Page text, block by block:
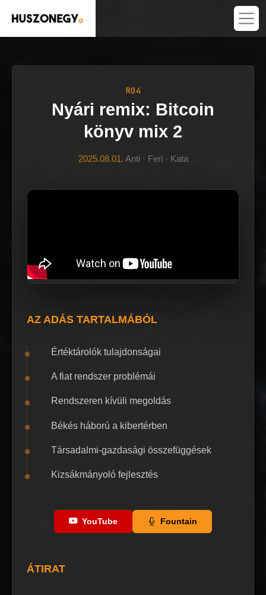
R04
Nyári remix: Bitcoin
könyv mix 2
2025.08.01. Anti · Feri · Kata
AZ ADÁS TARTALMÁBÓL
Értéktárolók tulajdonságai
A fiat rendszer problémái
Rendszeren kívüli megoldás
Békés háború a kibertérben
Társadalmi-gazdasági összefüggések
Kizsákmányoló fejlesztés
YouTube Fountain
ÁTIRAT